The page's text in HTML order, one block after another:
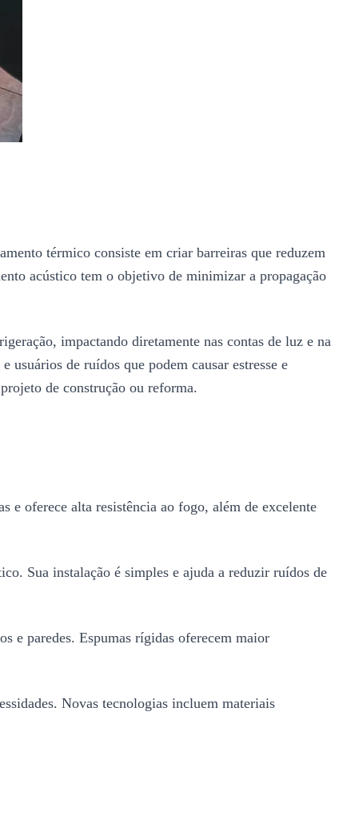
térmico consiste em criar barreiras que reduzem
acústico tem o objetivo de minimizar a propagação
impactando diretamente nas contas de luz e na
de ruídos que podem causar estresse e
de construção ou reforma.
e oferece alta resistência ao fogo, além de excelente
Sua instalação é simples e ajuda a reduzir ruídos de
e paredes. Espumas rígidas oferecem maior
Novas tecnologias incluem materiais